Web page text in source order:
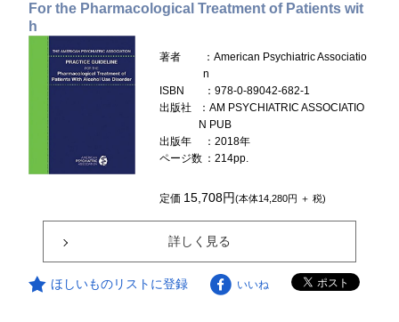
For the Pharmacological Treatment of Patients wit
h
著者
：American Psychiatric Associatio
n
ISBN
：978-0-89042-682-1
出版社
：AM PSYCHIATRIC ASSOCIATIO
N PUB
出版年
：2018年
ページ数 ：214pp.
定価 15,708円(本体14,280円 ＋ 税)
詳しく見る
ほしいものリストに登録 いいね